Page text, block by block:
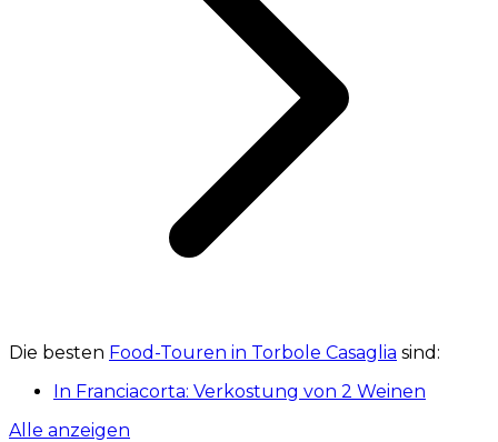
Die besten Food-Touren in Torbole Casaglia sind:
In Franciacorta: Verkostung von 2 Weinen
Alle anzeigen